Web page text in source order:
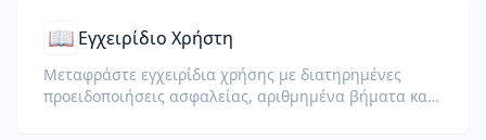
📖 Εγχειρίδιο Χρήστη
Μεταφράστε εγχειρίδια χρήσης με διατηρημένες
προειδοποιήσεις ασφαλείας, αριθμημένα βήματα και